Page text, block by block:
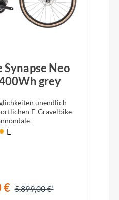
Neo
grey
unendlich
E-Gravelbike
L
€ 5.899,00 €